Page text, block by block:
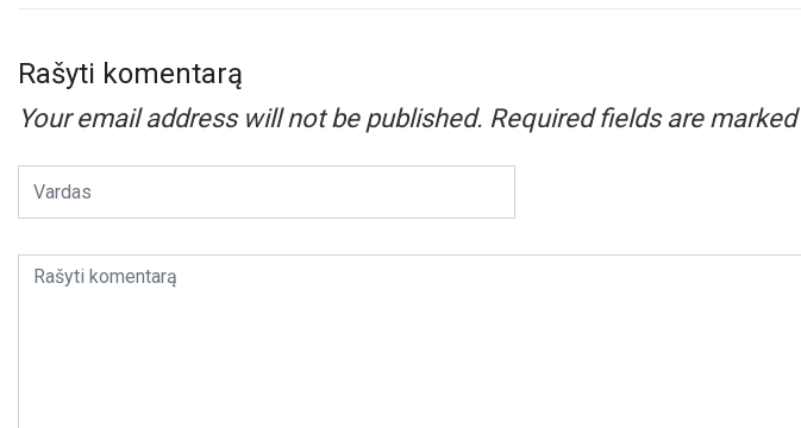
Rašyti komentarą
Your email address will not be published. Required fields are marked